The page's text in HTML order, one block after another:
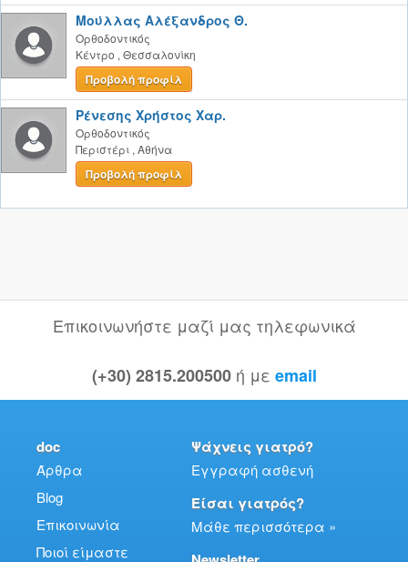
Μούλλας Αλέξανδρος Θ.
Ορθοδοντικός
Κέντρο , Θεσσαλονίκη
Προβολή προφίλ
Ρένεσης Χρήστος Χαρ.
Ορθοδοντικός
Περιστέρι , Αθήνα
Προβολή προφίλ
Επικοινωνήστε μαζί μας τηλεφωνικά
(+30) 2815.200500 ή με email
doc
Άρθρα
Blog
Επικοινωνία
Ποιοί είμαστε
Ψάχνεις γιατρό?
Εγγραφή ασθενή
Είσαι γιατρός?
Μάθε περισσότερα »